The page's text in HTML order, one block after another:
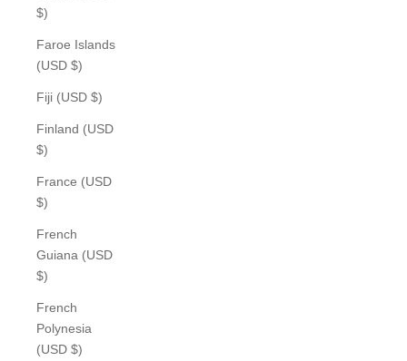
$)
Faroe Islands
(USD $)
Fiji (USD $)
Finland (USD
$)
France (USD
$)
French
Guiana (USD
$)
French
Polynesia
(USD $)